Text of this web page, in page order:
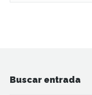
Buscar entrada